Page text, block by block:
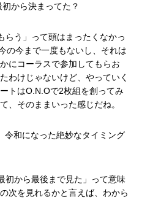
から決まってた？
らう」って頭はまったくなかっ
の今まで一度もないし、それは
にコーラスで参加してもらお
わけじゃないけど、やっていく
トはO.N.Oで2枚組を創ってみ
、そのままいった感じだね。
令和になった絶妙なタイミング
から最後まで見た」って意味
次を見れるかと言えば、わから